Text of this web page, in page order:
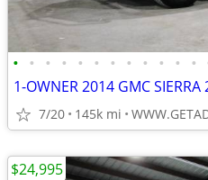
• • • • • • • • • • • •
7/20 145k mi
$24,995